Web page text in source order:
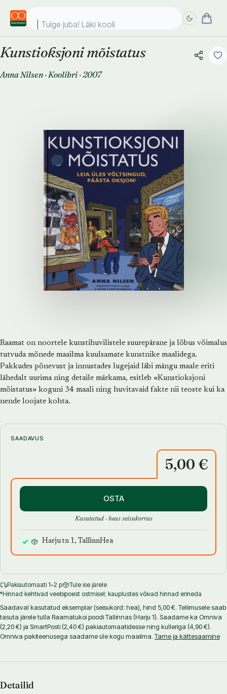
Tulge juba! Läki kooli!
Kunstioksjoni mõistatus
Anna Nilsen ·Koolibri·2007
Raamat on noortele kunstihuvilistele suurepärane ja lõbus võimalus
tutvuda mõnede maailma kuulsamate kunstnike maalidega.
Pakkudes põnevust ja innustades lugejaid läbi mängu maale eriti
lähedalt uurima ning detaile märkama, esitleb «Kunstioksjoni
mõistatus» koguni 34 maali ning huvitavaid fakte nii teoste kui ka
nende loojate kohta.
SAADAVUS
5,00 €
OSTA
Kasutatud · heas seisukorras
Harju tn 1, TallinnHea
Pakiautomaati 1–2 p
Tule ise järele
*Hinnad kehtivad veebipoest ostmisel; kauplustes võivad hinnad erineda
Saadaval kasutatud eksemplar (seisukord: hea), hind 5,00 €. Tellimusele saab
tasuta järele tulla Raamatukoi poodi Tallinnas (Harju 1). Saadame ka Omniva
(2,20 €) ja SmartPosti (2,40 €) pakiautomaatidesse ning kulleriga (4,90 €).
Omniva pakiteenusega saadame üle kogu maailma. Tarne ja kättesaamine
Detailid